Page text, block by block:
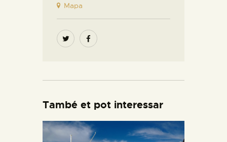
Mapa
També et pot interessar